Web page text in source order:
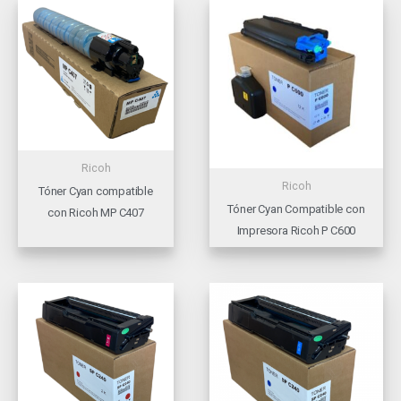
Ricoh
Tóner Cyan compatible
con Ricoh MP C407
Ricoh
Tóner Cyan Compatible con
Impresora Ricoh P C600